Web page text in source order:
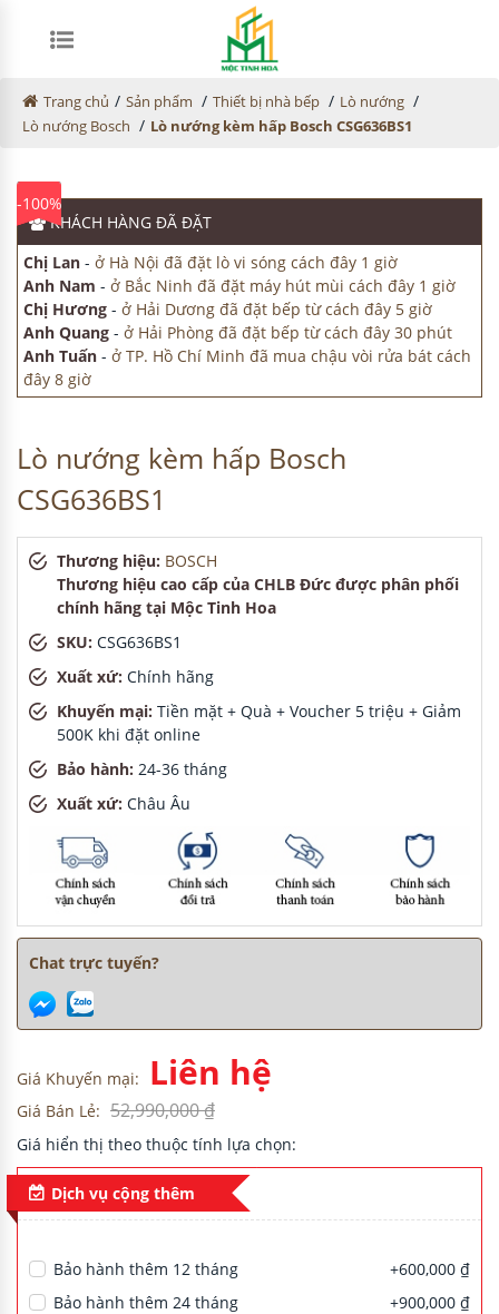
CƯ
Trang chủ / Sản phẩm / Thiết bị nhà bếp / Lò nướng /
Lò nướng Bosch / Lò nướng kèm hấp Bosch CSG636BS1
-100%
KHÁCH HÀNG ĐÃ ĐẶT
Chị Lan - ở Hà Nội đã đặt lò vi sóng cách đây 1 giờ
Anh Nam - ở Bắc Ninh đã đặt máy hút mùi cách đây 1 giờ
Chị Hương - ở Hải Dương đã đặt bếp từ cách đây 5 giờ
Anh Quang - ở Hải Phòng đã đặt bếp từ cách đây 30 phút
Anh Tuấn - ở TP. Hồ Chí Minh đã mua chậu vòi rửa bát cách
đây 8 giờ
Lò nướng kèm hấp Bosch
CSG636BS1
Thương hiệu: BOSCH
Thương hiệu cao cấp của CHLB Đức được phân phối
chính hãng tại Mộc Tinh Hoa
SKU: CSG636BS1
Xuất xứ: Chính hãng
Khuyến mại: Tiền mặt + Quà + Voucher 5 triệu + Giảm
500K khi đặt online
Bảo hành: 24-36 tháng
Xuất xứ: Châu Âu
Chat trực tuyến?
Giá Khuyến mại: Liên hệ
Giá Bán Lẻ: 52,990,000 ₫
Giá hiển thị theo thuộc tính lựa chọn:
Dịch vụ cộng thêm
Bảo hành thêm 12 tháng
+600,000 ₫
Bảo hành thêm 24 tháng
+900,000 ₫